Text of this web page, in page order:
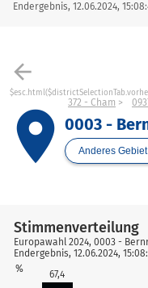
Endergebnis, 12.06.2024,
arrow_back
place
372 - Cham
0003 -
Anderes
%
67,4
Stimmenverteilung
Europawahl 2024, 0003 -
Endergebnis, 12.06.2024,